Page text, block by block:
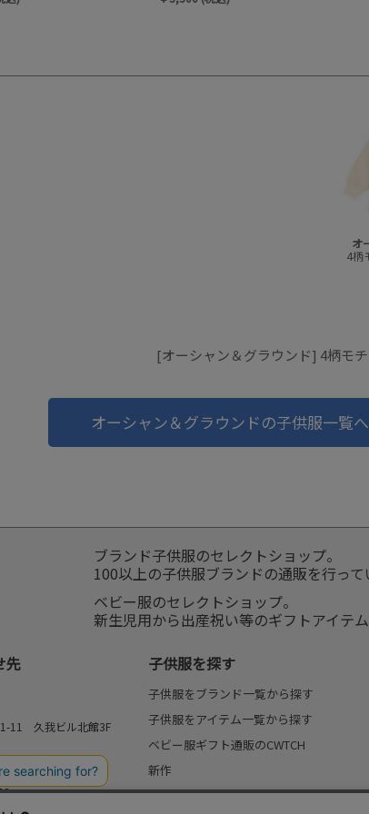
オ
4柄
[オーシャン＆グラウンド] 4柄モ
オーシャン＆グラウンドの子供服一覧へ
ブランド子供服のセレクトショップ。
100以上の子供服ブランドの通販を行って
ベビー服のセレクトショップ。
新生児用から出産祝い等のギフトアイテ
先
11 久我ビル北館3F
子供服を探す
子供服をブランド一覧から探す
子供服をアイテム一覧から探す
ベビー服ギフト通販のCWTCH
新作
再入荷